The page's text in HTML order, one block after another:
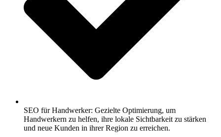
SEO für Handwerker: Gezielte Optimierung, um
Handwerkern zu helfen, ihre lokale Sichtbarkeit zu stärken
und neue Kunden in ihrer Region zu erreichen.